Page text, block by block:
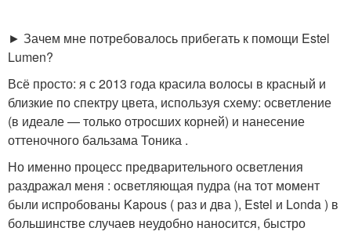
► Зачем мне потребовалось прибегать к помощи Estel
Lumen?
Всё просто: я с 2013 года красила волосы в красный и
близкие по спектру цвета, используя схему: осветление
(в идеале — только отросших корней) и нанесение
оттеночного бальзама Тоника .
Но именно процесс предварительного осветления
раздражал меня : осветляющая пудра (на тот момент
были испробованы Kapous ( раз и два ), Estel и Londa ) в
большинстве случаев неудобно наносится, быстро